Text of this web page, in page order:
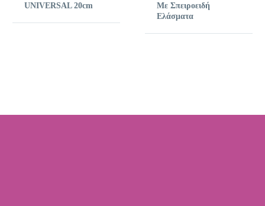
UNIVERSAL 20cm
Με Σπειροειδή
Ελάσματα